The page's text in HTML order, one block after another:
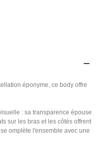
éponyme, ce body offre
: sa transparence épouse
sur les bras et les côtés offrent
omplète l'ensemble avec une